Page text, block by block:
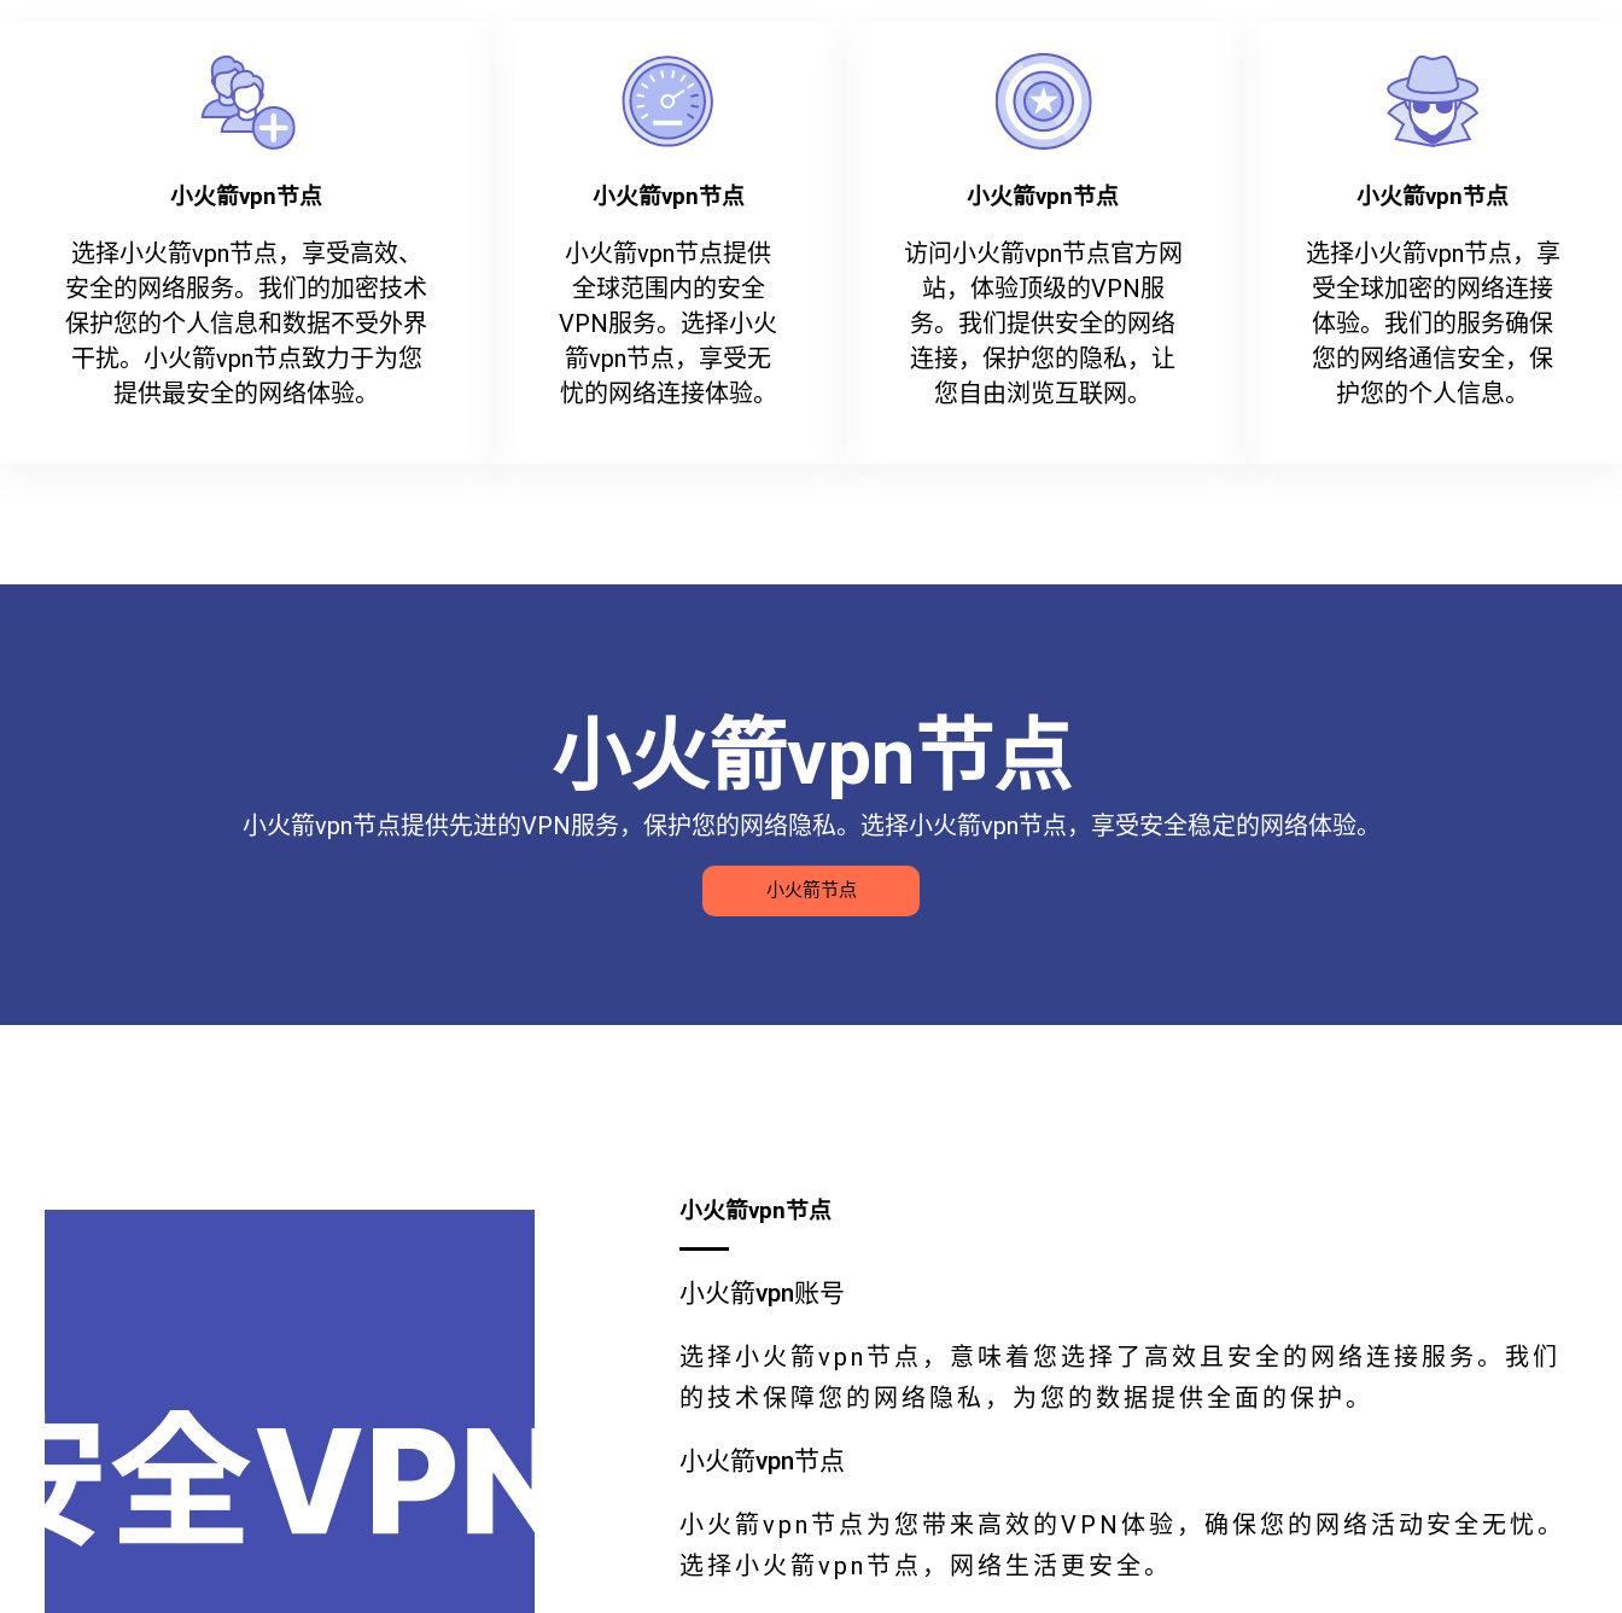
小火箭vpn节点
选择小火箭vpn节点，享受高效、
安全的网络服务。我们的加密技术
保护您的个人信息和数据不受外界
干扰。小火箭vpn节点致力于为您
提供最安全的网络体验。
小火箭vpn节点
小火箭vpn节点提供
全球范围内的安全
VPN服务。选择小火
箭vpn节点，享受无
忧的网络连接体验。
小火箭vpn节点
访问小火箭vpn节点官方网
站，体验顶级的VPN服
务。我们提供安全的网络
连接，保护您的隐私，让
您自由浏览互联网。
小火箭vpn节点
选择小火箭vpn节点，享
受全球加密的网络连接
体验。我们的服务确保
您的网络通信安全，保
护您的个人信息。
小火箭vpn节点
小火箭vpn节点提供先进的VPN服务，保护您的网络隐私。选择小火箭vpn节点，享受安全稳定的网络体验。
小火箭节点
小火箭vpn节点
小火箭vpn账号
选择小火箭vpn节点，意味着您选择了高效且安全的网络连接服务。我们
的技术保障您的网络隐私，为您的数据提供全面的保护。
小火箭vpn节点
小火箭vpn节点为您带来高效的VPN体验，确保您的网络活动安全无忧。
选择小火箭vpn节点，网络生活更安全。